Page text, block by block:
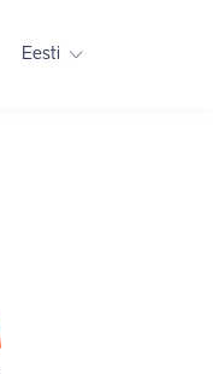
Eesti